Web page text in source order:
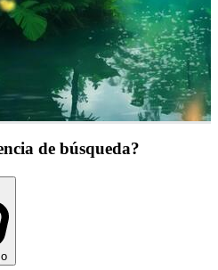
de búsqueda?